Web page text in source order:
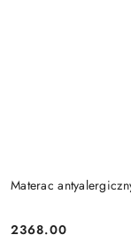
Materac
Cena:
2368.00